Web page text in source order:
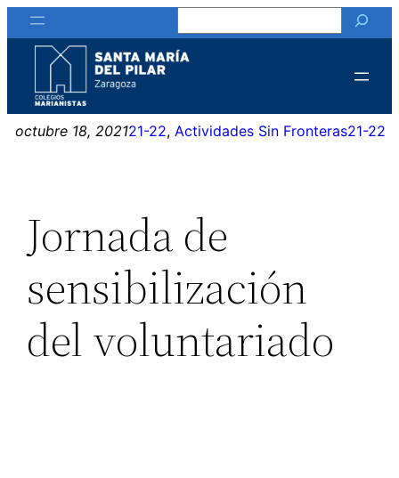
Saltar
al
contenido
octubre 18, 202121-22, Actividades Sin Fronteras21-22
Jornada de
sensibilización
del voluntariado